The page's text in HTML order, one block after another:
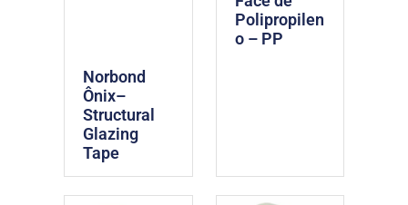
Norbond
Ônix–
Structural
Glazing
Tape
Polipropilen
o – PP